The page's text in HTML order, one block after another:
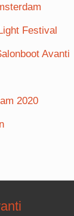
Festival
Avanti
2020